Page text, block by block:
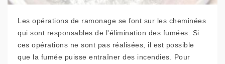
Les opérations de ramonage se font sur les cheminées
qui sont responsables de l'élimination des fumées. Si
ces opérations ne sont pas réalisées, il est possible
que la fumée puisse entraîner des incendies. Pour